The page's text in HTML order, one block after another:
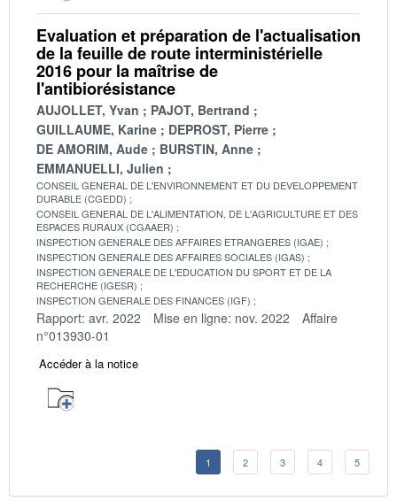
Evaluation et préparation de l'actualisation
de la feuille de route interministérielle
2016 pour la maîtrise de
l'antibiorésistance
AUJOLLET, Yvan
PAJOT, Bertrand
GUILLAUME, Karine
DEPROST, Pierre
DE AMORIM, Aude
BURSTIN, Anne
EMMANUELLI, Julien
CONSEIL GENERAL DE L'ENVIRONNEMENT ET DU DEVELOPPEMENT
DURABLE (CGEDD)
CONSEIL GENERAL DE L'ALIMENTATION, DE L'AGRICULTURE ET DES
ESPACES RURAUX (CGAAER)
INSPECTION GENERALE DES AFFAIRES ETRANGERES (IGAE)
INSPECTION GENERALE DES AFFAIRES SOCIALES (IGAS)
INSPECTION GENERALE DE L'EDUCATION DU SPORT ET DE LA
RECHERCHE (IGESR)
INSPECTION GENERALE DES FINANCES (IGF)
Rapport: avr. 2022 Mise en ligne: nov. 2022
Affaire
n°013930-01
Accéder à la notice
1 2 3 4 5